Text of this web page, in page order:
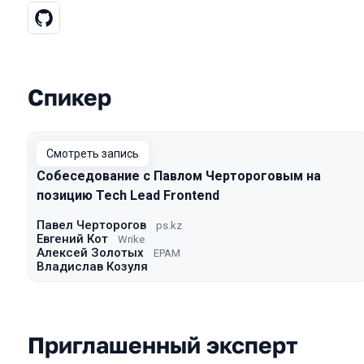
Выступления в сезоне 2021
Спикер
Смотреть запись
Собеседование с Павлом Чертороговым на
позицию Tech Lead Frontend
Павел Черторогов ps.kz
Евгений Кот Wrike
Алексей Золотых EPAM
Владислав Козуля
Приглашенный эксперт